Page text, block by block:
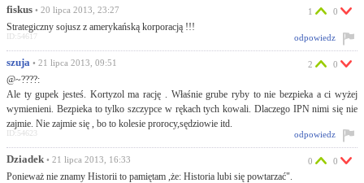
fiskus • 20 lipca 2013, 23:27
Strategiczny sojusz z amerykańską korporacją !!!
1 0
odpowiedz
ID:54617
szuja • 21 lipca 2013, 09:51
@~????:
Ale ty gupek jesteś. Kortyzol ma rację . Właśnie grube ryby to nie bezpieka a ci wyżej
wymienieni. Bezpieka to tylko szczypce w rękach tych kowali. Dlaczego IPN nimi się nie
zajmie. Nie zajmie się , bo to kolesie prorocy,sędziowie itd.
2 0
odpowiedz
ID:54623
Dziadek • 21 lipca 2013, 16:33
Ponieważ nie znamy Historii to pamiętam ,że: Historia lubi się powtarzać".
0 0